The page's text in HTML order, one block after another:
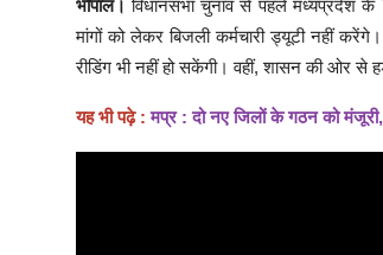
भोपाल। विधानसभा चुनाव से पहले मध्यप्रदेश के
मांगों को लेकर बिजली कर्मचारी ड्यूटी नहीं
रीडिंग भी नहीं हो सकेंगी। वहीं, शासन की ओर से
यह भी पढ़े : मप्र : दो नए जिलों के गठन को मंजूरी,